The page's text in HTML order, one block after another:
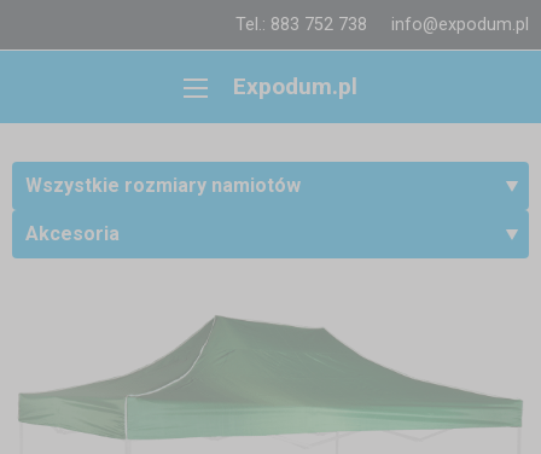
Tel.: 883 752 738 info@expodum.pl
Expodum.pl
Wszystkie rozmiary namiotów
Akcesoria